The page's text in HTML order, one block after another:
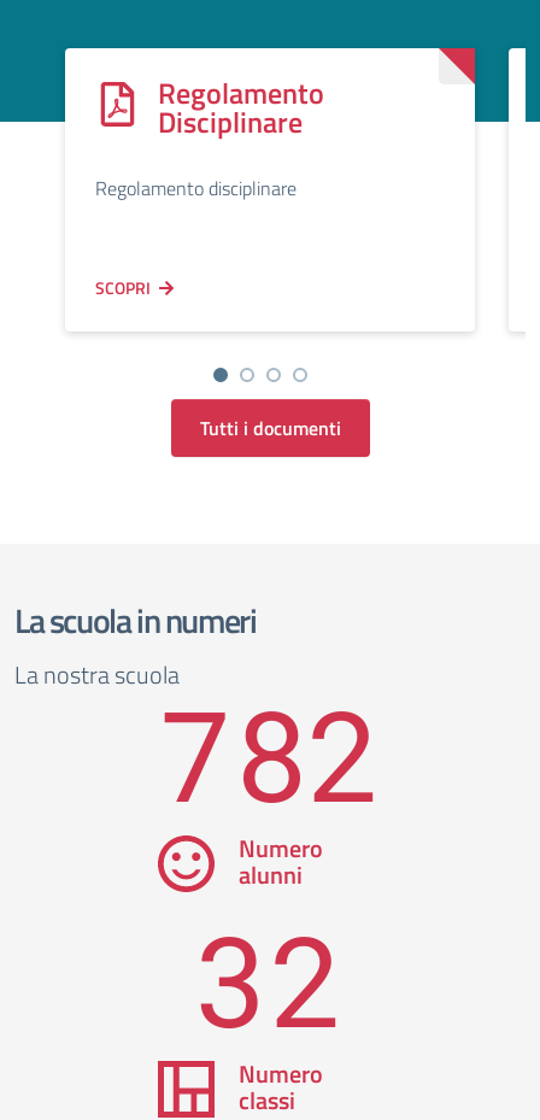
Regolamento
Disciplinare
Regolamento disciplinare
SCOPRI
Tutti i documenti
La scuola in numeri
La nostra scuola782
Numero
alunni
32
Numero
classi